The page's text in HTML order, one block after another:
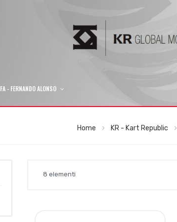
FA - FERNANDO ALONSO
Home KR - Kart Republic
8 elementi